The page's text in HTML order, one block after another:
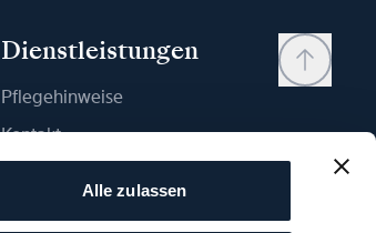
Alle zulassen
Dienstleistungen
Pflegehinweise
Kontakt